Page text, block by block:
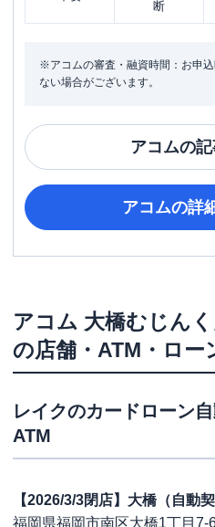
断
※アコムの審査・融資時間：お申
ない場合がございます。
アコムの
アコムの詳
アコム 大橋むじん
の店舗・ATM・ロー
レイクのカードローン
ATM
【2026/3/3閉店】大橋（自動
福岡県福岡市南区大橋1丁目7-